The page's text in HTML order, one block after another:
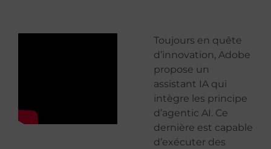
Toujours en quête
d’innovation, Adobe
propose un
assistant IA qui
intègre les principe
d’agentic AI. Ce
dernière est capable
d’exécuter des